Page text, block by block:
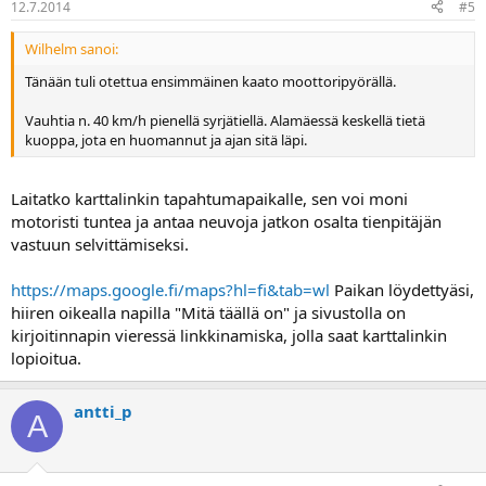
Varusteista - muut: Muut ajovarusteet korvataan
kotivakuutuksesta, toivottavasti semmoinen siis on. Jos molemmat
vakuutukset (kasko ja koti) ovat Ifissä, menee vain yksi omavastuu.
kohdalla on Ifissä riittänyt kuvat ja luettelo vastaavien
tilillä. Huomaa, että kotivakuutuksessa Ifillä on täysarvokorvaus 5
ikävuoteen asti.
12.7.2014 #5
Wilhelm sanoi:
Tänään tuli otettua ensimmäinen kaato moottoripyörällä.
Vauhtia n. 40 km/h pienellä syrjätiellä. Alamäessä keskellä tietä
kuoppa, jota en huomannut ja ajan sitä läpi.
Laitatko karttalinkin tapahtumapaikalle, sen voi moni
motoristi tuntea ja antaa neuvoja jatkon osalta tienpitäjän
vastuun selvittämiseksi.
https://maps.google.fi/maps?hl=fi&tab=wl Paikan löydettyäsi,
hiiren oikealla napilla "Mitä täällä on" ja sivustolla on
kirjoitinnapin vieressä linkkinamiska, jolla saat karttalinkin
lopioitua.
A antti_p